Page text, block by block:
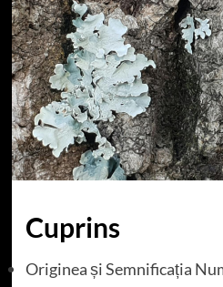
Cuprins
Originea și Semnificația